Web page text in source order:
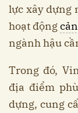
lực xây dựng
hoạt động
ngành hậu
Trong đó,
địa điểm
dựng, cung